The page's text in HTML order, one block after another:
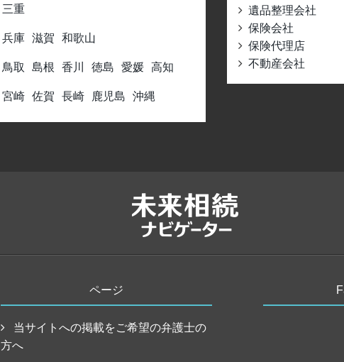
三重
兵庫 滋賀 和歌山
鳥取 島根 香川 徳島 愛媛 高知
宮崎 佐賀 長崎 鹿児島 沖縄
遺品整理会社
保険会社
保険代理店
不動産会社
ページ
当サイトへの掲載をご希望の弁護士の
方へ